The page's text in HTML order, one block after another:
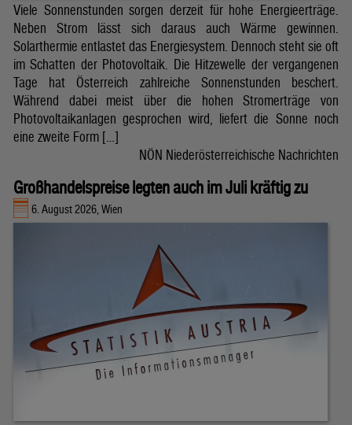
Viele Sonnenstunden sorgen derzeit für hohe Energieerträge.
Neben Strom lässt sich daraus auch Wärme gewinnen.
Solarthermie entlastet das Energiesystem. Dennoch steht sie oft
im Schatten der Photovoltaik. Die Hitzewelle der vergangenen
Tage hat Österreich zahlreiche Sonnenstunden beschert.
Während dabei meist über die hohen Stromerträge von
Photovoltaikanlagen gesprochen wird, liefert die Sonne noch
eine zweite Form […]
NÖN Niederösterreichische Nachrichten
Großhandelspreise legten auch im Juli kräftig zu
6. August 2026, Wien